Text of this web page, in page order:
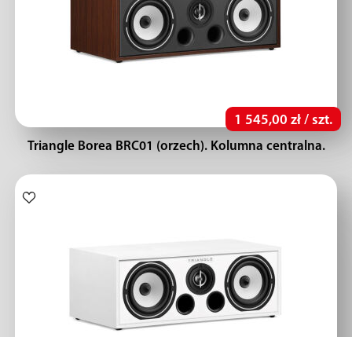
1 545,00 zł / szt.
Triangle Borea BRC01 (orzech). Kolumna centralna.